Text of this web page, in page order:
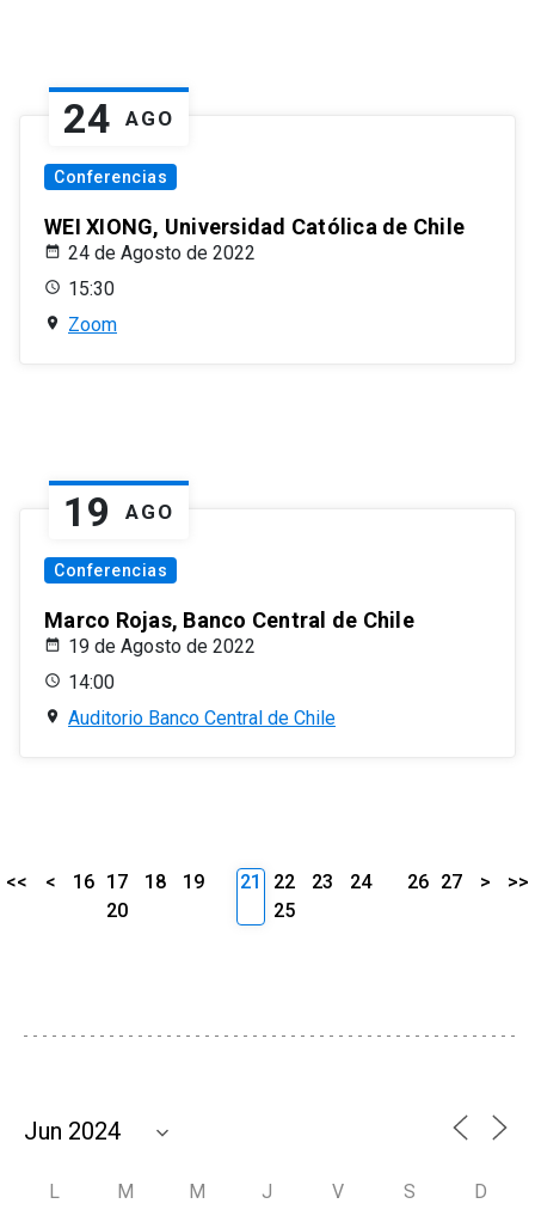
24 AGO
Conferencias
WEI XIONG, Universidad Católica de Chile
24 de Agosto de 2022
15:30
Zoom
19 AGO
Conferencias
Marco Rojas, Banco Central de Chile
19 de Agosto de 2022
14:00
Auditorio Banco Central de Chile
<< < 16 17 18
19
20
21 22 23
24
25
26 27 > >>
L M M J V S D